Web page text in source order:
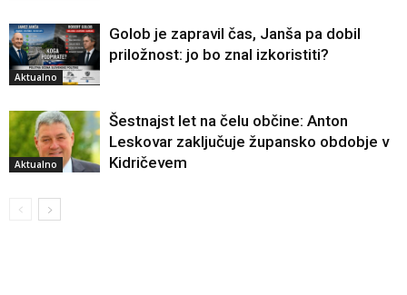
Aktualno
Golob je zapravil čas, Janša pa dobil
priložnost: jo bo znal izkoristiti?
Aktualno
Šestnajst let na čelu občine: Anton
Leskovar zaključuje župansko obdobje v
Kidričevem